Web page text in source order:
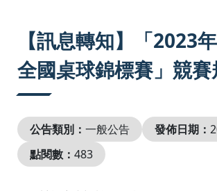
【訊息轉知】「2023
全國桌球錦標賽」競賽
公告類別： 一般公告 發佈日期：
點閱數： 483